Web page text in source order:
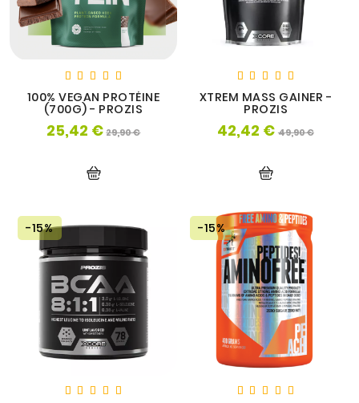
100% VEGAN PROTÉINE
(700G) - PROZIS
25,42 €Prix
29,90 €Prix
XTREM MASS GAINER -
PROZIS
42,42 € Prix
49,90 €Prix
-15% -15%